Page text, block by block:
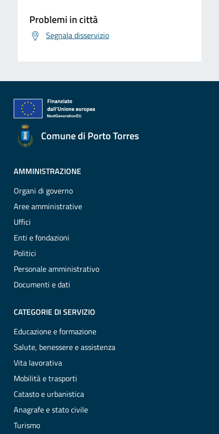
Problemi in città
Segnala disservizio
Comune di Porto Torres
AMMINISTRAZIONE
Organi di governo
Aree amministrative
Uffici
Enti e fondazioni
Politici
Personale amministrativo
Documenti e dati
CATEGORIE DI SERVIZIO
Educazione e formazione
Salute, benessere e assistenza
Vita lavorativa
Mobilità e trasporti
Catasto e urbanistica
Anagrafe e stato civile
Turismo